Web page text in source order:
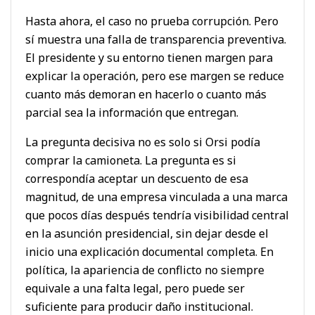
Hasta ahora, el caso no prueba corrupción. Pero
sí muestra una falla de transparencia preventiva.
El presidente y su entorno tienen margen para
explicar la operación, pero ese margen se reduce
cuanto más demoran en hacerlo o cuanto más
parcial sea la información que entregan.
La pregunta decisiva no es solo si Orsi podía
comprar la camioneta. La pregunta es si
correspondía aceptar un descuento de esa
magnitud, de una empresa vinculada a una marca
que pocos días después tendría visibilidad central
en la asunción presidencial, sin dejar desde el
inicio una explicación documental completa. En
política, la apariencia de conflicto no siempre
equivale a una falta legal, pero puede ser
suficiente para producir daño institucional.